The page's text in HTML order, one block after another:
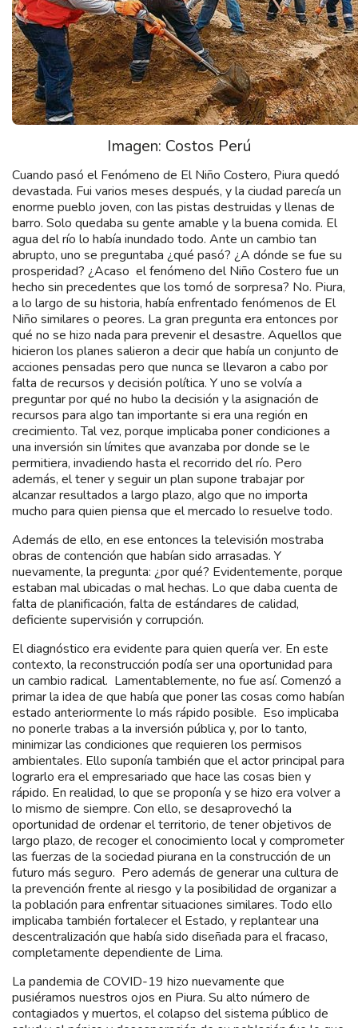
Imagen: Costos Perú
Cuando pasó el Fenómeno de El Niño Costero, Piura quedó
devastada. Fui varios meses después, y la ciudad parecía un
enorme pueblo joven, con las pistas destruidas y llenas de
barro. Solo quedaba su gente amable y la buena comida. El
agua del río lo había inundado todo. Ante un cambio tan
abrupto, uno se preguntaba ¿qué pasó? ¿A dónde se fue su
prosperidad? ¿Acaso el fenómeno del Niño Costero fue un
hecho sin precedentes que los tomó de sorpresa? No. Piura,
a lo largo de su historia, había enfrentado fenómenos de El
Niño similares o peores. La gran pregunta era entonces por
qué no se hizo nada para prevenir el desastre. Aquellos que
hicieron los planes salieron a decir que había un conjunto de
acciones pensadas pero que nunca se llevaron a cabo por
falta de recursos y decisión política. Y uno se volvía a
preguntar por qué no hubo la decisión y la asignación de
recursos para algo tan importante si era una región en
crecimiento. Tal vez, porque implicaba poner condiciones a
una inversión sin límites que avanzaba por donde se le
permitiera, invadiendo hasta el recorrido del río. Pero
además, el tener y seguir un plan supone trabajar por
alcanzar resultados a largo plazo, algo que no importa
mucho para quien piensa que el mercado lo resuelve todo.
Además de ello, en ese entonces la televisión mostraba
obras de contención que habían sido arrasadas. Y
nuevamente, la pregunta: ¿por qué? Evidentemente, porque
estaban mal ubicadas o mal hechas. Lo que daba cuenta de
falta de planificación, falta de estándares de calidad,
deficiente supervisión y corrupción.
El diagnóstico era evidente para quien quería ver. En este
contexto, la reconstrucción podía ser una oportunidad para
un cambio radical. Lamentablemente, no fue así. Comenzó a
primar la idea de que había que poner las cosas como habían
estado anteriormente lo más rápido posible. Eso implicaba
no ponerle trabas a la inversión pública y, por lo tanto,
minimizar las condiciones que requieren los permisos
ambientales. Ello suponía también que el actor principal para
lograrlo era el empresariado que hace las cosas bien y
rápido. En realidad, lo que se proponía y se hizo era volver a
lo mismo de siempre. Con ello, se desaprovechó la
oportunidad de ordenar el territorio, de tener objetivos de
largo plazo, de recoger el conocimiento local y comprometer
las fuerzas de la sociedad piurana en la construcción de un
futuro más seguro. Pero además de generar una cultura de
la prevención frente al riesgo y la posibilidad de organizar a
la población para enfrentar situaciones similares. Todo ello
implicaba también fortalecer el Estado, y replantear una
descentralización que había sido diseñada para el fracaso,
completamente dependiente de Lima.
La pandemia de COVID-19 hizo nuevamente que
pusiéramos nuestros ojos en Piura. Su alto número de
contagiados y muertos, el colapso del sistema público de